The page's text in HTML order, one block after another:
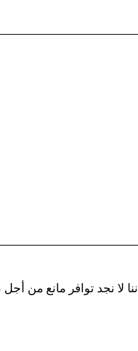
لا نجد توافر مانع